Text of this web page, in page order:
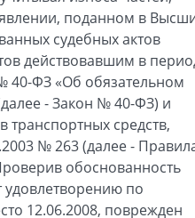
поданном в
судебных актов
действовавшим в
40-ФЗ «Об обязательном
- Закон № 40-ФЗ) и
транспортных средств,
№ 263 (далее -
обоснованность
удовлетворению по
12.06.2008, поврежден